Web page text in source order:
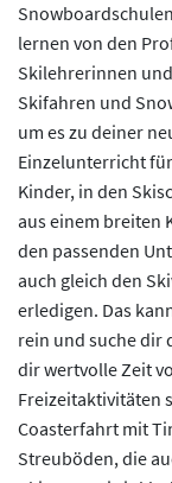
lernen von den
Skilehrerinnen
Skifahren und
um es zu deiner
Einzelunterricht
Kinder, in den
aus einem breiten
den passenden
auch gleich den
erledigen. Das
rein und suche dir
dir wertvolle Zeit
Freizeitaktivitäten
Coasterfahrt mit
Streuböden, die